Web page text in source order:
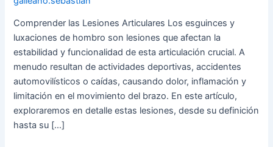
Comprender las Lesiones Articulares Los esguinces y
luxaciones de hombro son lesiones que afectan la
estabilidad y funcionalidad de esta articulación crucial. A
menudo resultan de actividades deportivas, accidentes
automovilísticos o caídas, causando dolor, inflamación y
limitación en el movimiento del brazo. En este artículo,
exploraremos en detalle estas lesiones, desde su definición
hasta su […]